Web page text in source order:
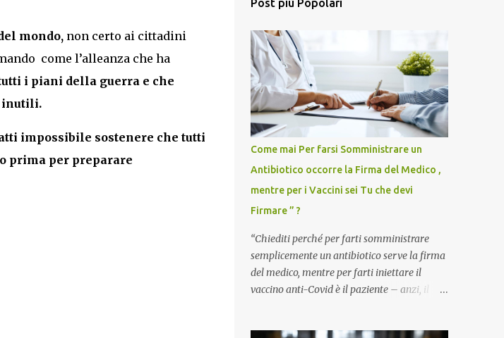
mondo, non certo ai cittadini
come l’alleanza che ha
i piani della guerra e che
inutili.
impossibile sostenere che tutti
prima per preparare
Post più Popolari
Come mai Per farsi Somministrare un
Antibiotico occorre la Firma del Medico ,
mentre per i Vaccini sei Tu che devi
Firmare ” ?
“Chiediti perché per farti somministrare
semplicemente un antibiotico serve la firma
del medico, mentre per farti iniettare il
vaccino anti-Covid è il paziente – anzi, il